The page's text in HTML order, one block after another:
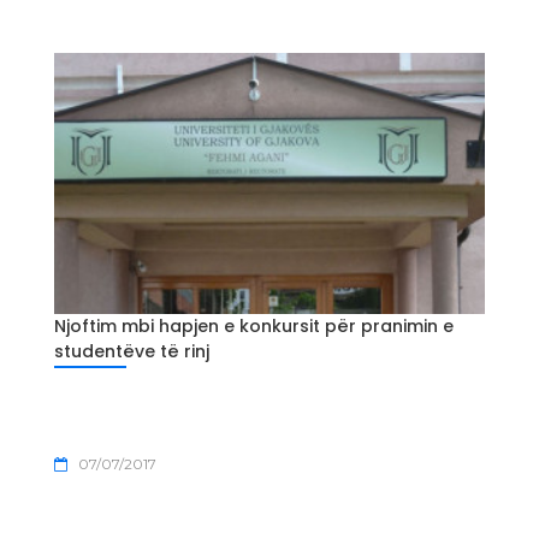
Njoftim mbi hapjen e konkursit për pranimin e
studentëve të rinj
07/07/2017